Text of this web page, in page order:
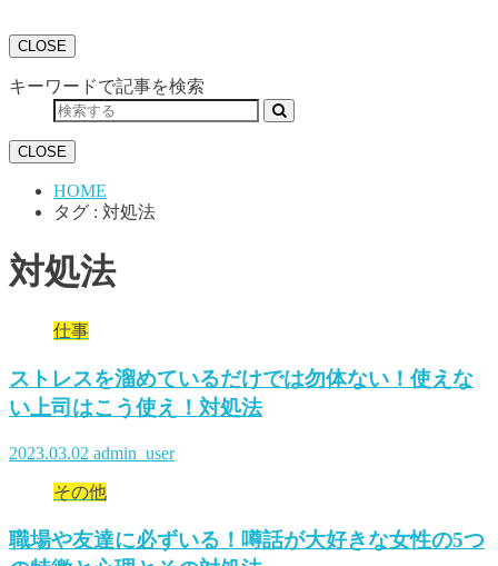
CLOSE
キーワードで記事を検索
CLOSE
HOME
タグ : 対処法
対処法
仕事
ストレスを溜めているだけでは勿体ない！使えな
い上司はこう使え！対処法
2023.03.02 admin_user
その他
職場や友達に必ずいる！噂話が大好きな女性の5つ